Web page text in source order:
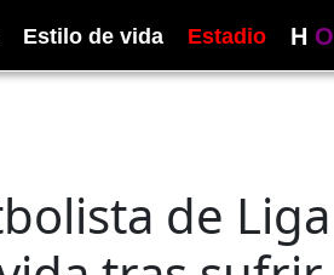
Estilo de vida Estadio H O
de Liga